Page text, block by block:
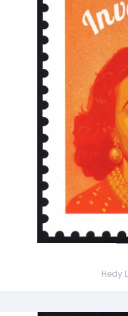
Hedy